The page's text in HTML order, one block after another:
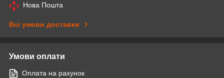
Нова Пошта
Всі умови доставки
Умови оплати
Оплата на рахунок